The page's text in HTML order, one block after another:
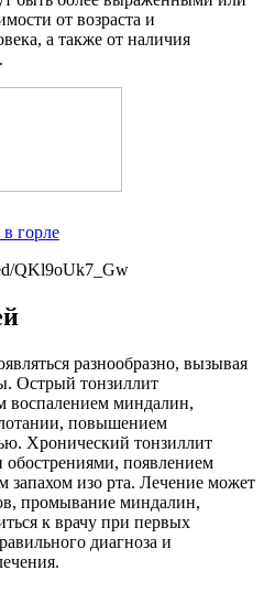
от возраста и
а также от наличия
горле
QKl9oUk7_Gw
разнообразно, вызывая
Острый тонзиллит
воспалением миндалин,
повышением
Хронический тонзиллит
обострениями, появлением
изо рта. Лечение может
промывание миндалин,
к врачу при первых
диагноза и